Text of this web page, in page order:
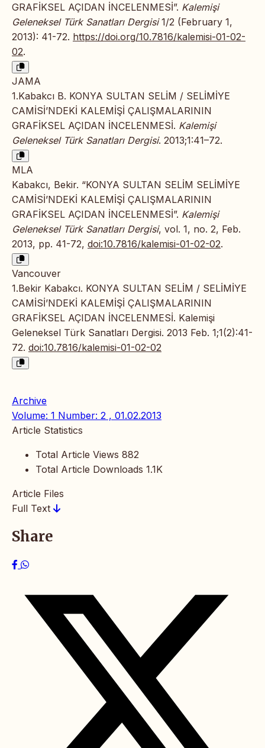
GRAFİKSEL AÇIDAN İNCELENMESİ”. Kalemişi
Geleneksel Türk Sanatları Dergisi1/2 (February 1,
2013): 41-72. https://doi.org/10.7816/kalemisi-01-02-
02.
JAMA
1.Kabakcı B. KONYA SULTAN SELİM / SELİMİYE
CAMİSİ’NDEKİ KALEMİŞİ ÇALIŞMALARININ
GRAFİKSEL AÇIDAN İNCELENMESİ. Kalemişi
Geleneksel Türk Sanatları Dergisi. 2013;1:41–72.
MLA
Kabakcı, Bekir. “KONYA SULTAN SELİM SELİMİYE
CAMİSİ’NDEKİ KALEMİŞİ ÇALIŞMALARININ
GRAFİKSEL AÇIDAN İNCELENMESİ”. Kalemişi
Geleneksel Türk Sanatları Dergisi, vol. 1, no. 2, Feb.
2013, pp. 41-72, doi:10.7816/kalemisi-01-02-02.
Vancouver
1.Bekir Kabakcı. KONYA SULTAN SELİM / SELİMİYE
CAMİSİ’NDEKİ KALEMİŞİ ÇALIŞMALARININ
GRAFİKSEL AÇIDAN İNCELENMESİ. Kalemişi
Geleneksel Türk Sanatları Dergisi. 2013 Feb. 1;1(2):41-
72. doi:10.7816/kalemisi-01-02-02
Archive
Volume: 1 Number: 2 , 01.02.2013
Article Statistics
Total Article Views 882
Total Article Downloads 1.1K
Article Files
Full Text
Share